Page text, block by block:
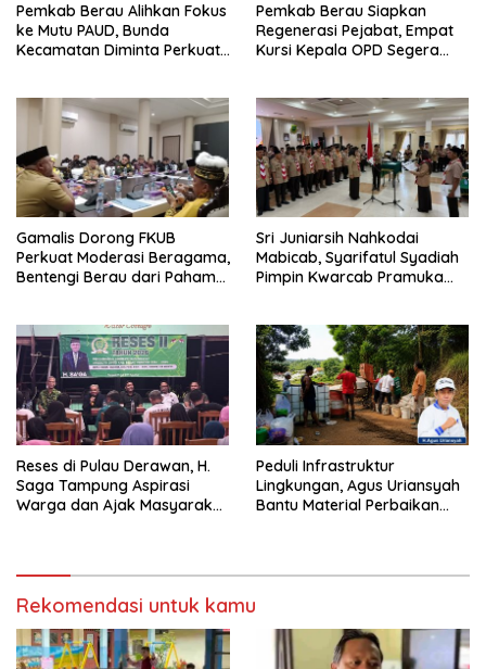
Pemkab Berau Alihkan Fokus
ke Mutu PAUD, Bunda
Kecamatan Diminta Perkuat
Pemkab Berau Siapkan
Regenerasi Pejabat, Empat
Kursi Kepala OPD Segera
Gamalis Dorong FKUB
Perkuat Moderasi Beragama,
Bentengi Berau dari Paham
Sri Juniarsih Nahkodai
Mabicab, Syarifatul Syadiah
Pimpin Kwarcab Pramuka
Reses di Pulau Derawan, H.
Saga Tampung Aspirasi
Warga dan Ajak Masyarakat
Peduli Infrastruktur
Lingkungan, Agus Uriansyah
Bantu Material Perbaikan
Rekomendasi untuk kamu